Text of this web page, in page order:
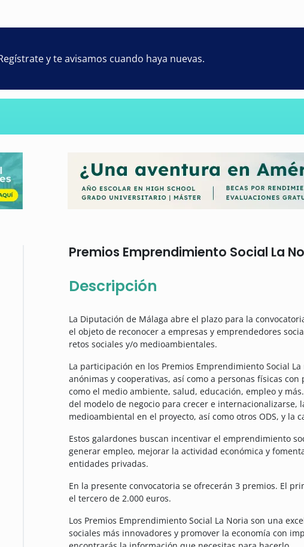
y te avisamos cuando haya nuevas.
Premios Emprendimiento Social La
Descripción
La Diputación de Málaga abre el plazo para la
el objeto de reconocer a empresas y emprendedores
retos sociales y/o medioambientales.
La participación en los Premios Emprendimiento Social
anónimas y cooperativas, así como a personas físicas
como el medio ambiente, salud, educación, empleo y
del modelo de negocio para crecer e internacionalizarse,
medioambiental en el proyecto, así como otros ODS, y la
Estos galardones buscan incentivar el emprendimiento
generar empleo, mejorar la actividad económica y
entidades privadas.
En la presente convocatoria se ofrecerán 3 premios. El
el tercero de 2.000 euros.
Los Premios Emprendimiento Social La Noria son una
sociales más innovadores y promover la economía con